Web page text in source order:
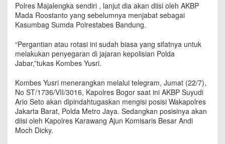
e
s
S
b
a
n
Polres Majalengka sendiri , lanjut dia akan diisi oleh AKBP
Mada Roostanto yang sebelumnya menjabat sebagai
Kasumbag Sumda Polrestabes Bandung.
“Pergantian atau rotasi ini sudah biasa yang sifatnya untuk
melakukan penyegaran di jajaran kepolisian Polda
Jabar,”tukas Kombes Yusri.
Kombes Yusri menerangkan melalui telegram, Jumat (22/7),
No ST/1736/VII/3016, Kapolres Bogor saat ini AKBP Suyudi
Ario Seto akan dipindahtugaskan mengisi posisi Wakapolres
Jakarta Barat, Polda Metro Jaya. Sedangkan posisinya akan
diisi oleh Kapolres Karawang Ajun Komisaris Besar Andi
Moch Dicky.